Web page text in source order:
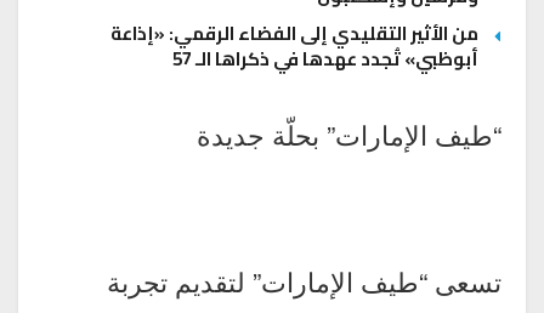
من الأثير التقليدي إلى الفضاء الرقمي: «إذاعة
أبوظبي» تُجدد عهدها في ذكراها الـ 57
“طيف الإمارات” بحلّة جديدة
تسعى “طيف الإمارات” لتقديم تجربة